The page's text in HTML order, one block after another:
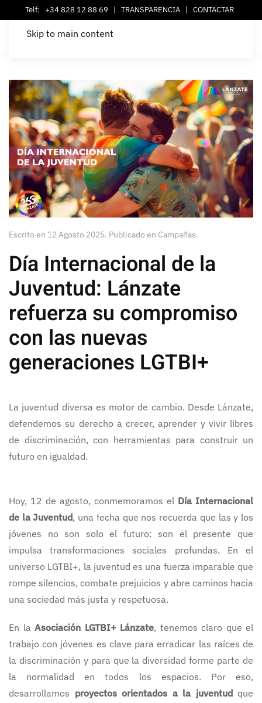
Telf: +34 828 12 88 69 | TRANSPARENCIA | CONTACTAR
Skip to main content
Escrito en 12 Agosto 2025. Publicado en Campañas.
Día Internacional de la
Juventud: Lánzate
refuerza su compromiso
con las nuevas
generaciones LGTBI+
La juventud diversa es motor de cambio. Desde Lánzate,
defendemos su derecho a crecer, aprender y vivir libres
de discriminación, con herramientas para construir un
futuro en igualdad.
Hoy, 12 de agosto, conmemoramos el Día Internacional
de la Juventud, una fecha que nos recuerda que las y los
jóvenes no son solo el futuro: son el presente que
impulsa transformaciones sociales profundas. En el
universo LGTBI+, la juventud es una fuerza imparable que
rompe silencios, combate prejuicios y abre caminos hacia
una sociedad más justa y respetuosa.
En la Asociación LGTBI+ Lánzate, tenemos claro que el
trabajo con jóvenes es clave para erradicar las raíces de
la discriminación y para que la diversidad forme parte de
la normalidad en todos los espacios. Por eso,
desarrollamos proyectos orientados a la juventudque